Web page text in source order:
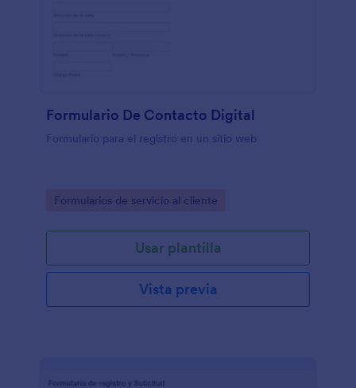
Formulario De Contacto Digital
Formulario para el registro en un sitio web
Go to Category:
Formularios de servicio al cliente
Usar plantilla
Vista previa